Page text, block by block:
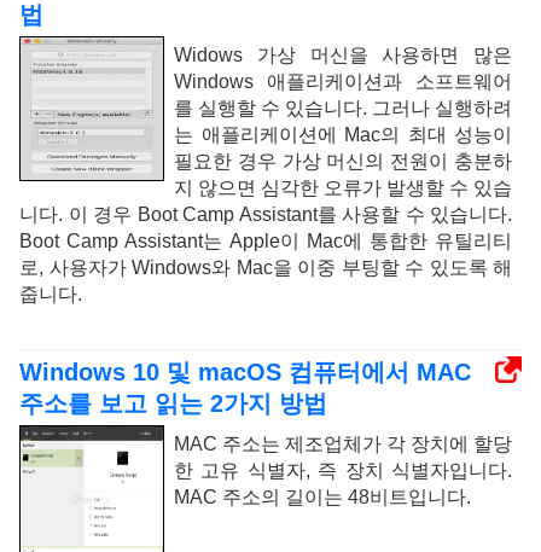
법
Widows 가상 머신을 사용하면 많은
Windows 애플리케이션과 소프트웨어
를 실행할 수 있습니다. 그러나 실행하려
는 애플리케이션에 Mac의 최대 성능이
필요한 경우 가상 머신의 전원이 충분하
지 않으면 심각한 오류가 발생할 수 있습
니다. 이 경우 Boot Camp Assistant를 사용할 수 있습니다.
Boot Camp Assistant는 Apple이 Mac에 통합한 유틸리티
로, 사용자가 Windows와 Mac을 이중 부팅할 수 있도록 해
줍니다.
Windows 10 및 macOS 컴퓨터에서 MAC
주소를 보고 읽는 2가지 방법
MAC 주소는 제조업체가 각 장치에 할당
한 고유 식별자, 즉 장치 식별자입니다.
MAC 주소의 길이는 48비트입니다.